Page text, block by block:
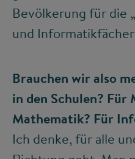
Bevölkerung für die
und
Brauchen wir also
in den Schulen? Für
Mathematik? Für
Ich denke, für alle